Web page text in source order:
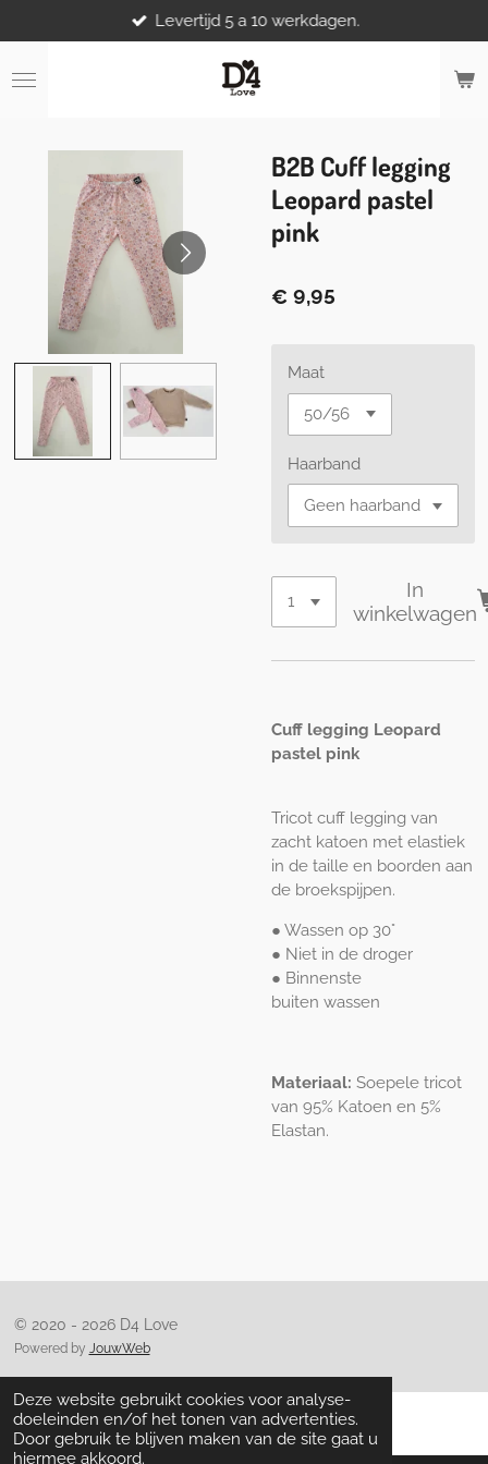
Deze website gebruikt cookies voor analyse-
doeleinden en/of het tonen van advertenties.
Door gebruik te blijven maken van de site gaat u
hiermee akkoord.
direct
naar
de
Levertijd 5 a 10 werkdagen.
B2B Cuff legging
Leopard pastel
pink
€ 9,95
Maat
Haarband
In
winkelwagen
Cuff legging Leopard
pastel pink
Tricot cuff legging van
zacht katoen met elastiek
in de taille en boorden aan
de broekspijpen.
● Wassen op 30°
● Niet in de droger
● Binnenste
buiten wassen
Materiaal: Soepele tricot
van 95% Katoen en 5%
Elastan.
© 2020 - 2026 D4 Love
Powered by JouwWeb